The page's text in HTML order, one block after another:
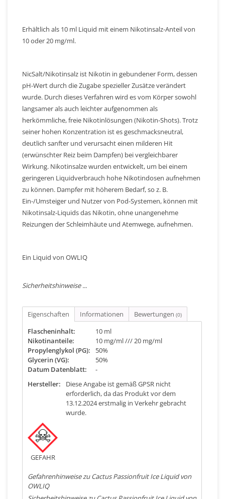
Erhältlich als 10 ml Liquid mit einem Nikotinsalz-Anteil von
10 oder 20 mg/ml.
NicSalt/Nikotinsalz ist Nikotin in gebundener Form, dessen
pH-Wert durch die Zugabe spezieller Zusätze verändert
wurde. Durch dieses Verfahren wird es vom Körper sowohl
langsamer als auch leichter aufgenommen als
herkömmliche, freie Nikotinlösungen (Nikotin-Shots). Trotz
seiner hohen Konzentration ist es geschmacksneutral,
deutlich sanfter und verursacht einen milderen Hit
(erwünschter Reiz beim Dampfen) bei vergleichbarer
Wirkung. Nikotinsalze wurden entwickelt, um bei einem
geringeren Liquidverbrauch hohe Nikotindosen aufnehmen
zu können. Dampfer mit höherem Bedarf, so z. B.
Ein-/Umsteiger und Nutzer von Pod-Systemen, können mit
Nikotinsalz-Liquids das Nikotin, ohne unangenehme
Reizungen der Schleimhäute und Atemwege, aufnehmen.
Ein Liquid von OWLIQ
Sicherheitshinweise ...
Eigenschaften Informationen Bewertungen (0)
Flascheninhalt:
10 ml
Nikotinanteile:
10 mg/ml /// 20 mg/ml
Propylenglykol (PG):
50%
Glycerin (VG):
50%
Datum Datenblatt:
-
Hersteller:
Diese Angabe ist gemäß GPSR nicht
erforderlich, da das Produkt vor dem
13.12.2024 erstmalig in Verkehr gebracht
wurde.
GEFAHR
Gefahrenhinweise zu Cactus Passionfruit Ice Liquid von
OWLIQ